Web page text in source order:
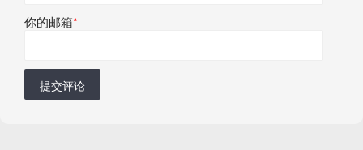
你的邮箱*
提交评论